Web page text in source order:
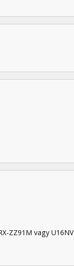
ZZ91M vagy